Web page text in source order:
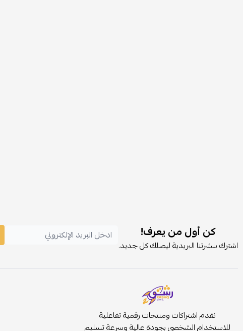
كن أول من يعرف!
اشترك بنشرتنا البريدية ليصلك كل جديد.
نقدم اشتراكات ومنتجات رقمية تفاعلية
للاستخدام الشخصي بجودة عالية وسرعة تسليم